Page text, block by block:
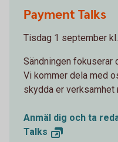
Payment Talks
Tisdag 1 september
Sändningen fokuserar
Vi kommer dela med
skydda er verksamhet
Anmäl dig och ta
Talks